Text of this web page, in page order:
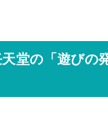
堂の「遊びの